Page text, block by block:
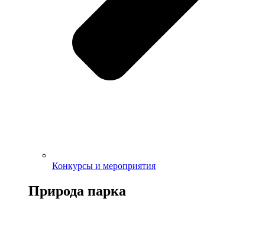
Конкурсы и мероприятия
Природа парка